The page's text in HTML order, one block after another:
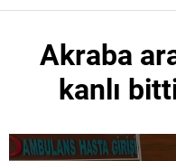
Akraba
kanlı